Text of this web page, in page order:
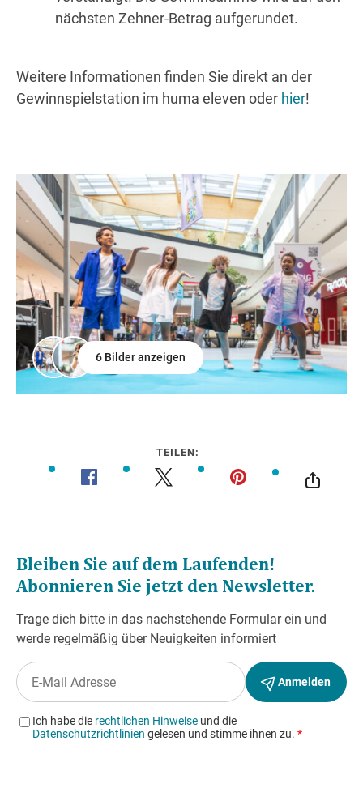
nächsten Zehner-Betrag aufgerundet.
Weitere Informationen finden Sie direkt an der
Gewinnspielstation im huma eleven oder hier!
6 Bilder anzeigen
TEILEN: